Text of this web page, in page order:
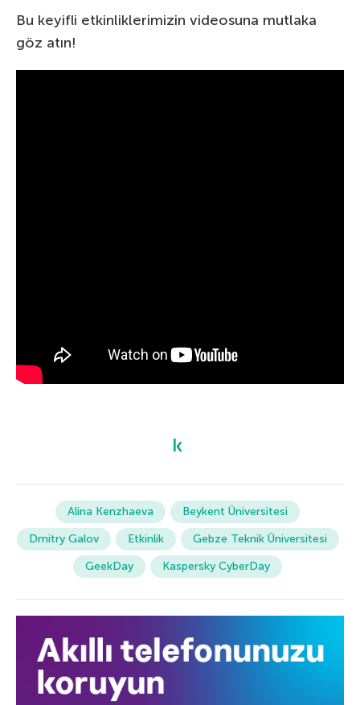
Bu keyifli etkinliklerimizin videosuna mutlaka
göz atın!
Alina Kenzhaeva
Beykent Üniversitesi
Dmitry Galov
Etkinlik
Gebze Teknik Üniversitesi
GeekDay
Kaspersky CyberDay